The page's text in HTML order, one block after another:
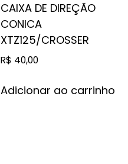
CAIXA DE DIREÇÃO
CONICA
XTZ125/CROSSER
R$ 40,00
Adicionar ao carrinho